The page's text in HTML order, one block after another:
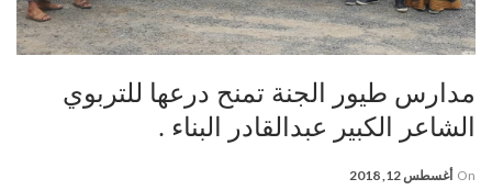
مدارس طيور الجنة تمنح درعها للتربوي
الشاعر الكبير عبدالقادر البناء .
On أغسطس 12, 2018